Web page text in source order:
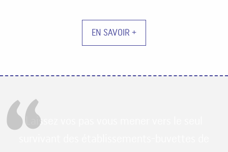
EN SAVOIR +
Laissez vos pas vous mener vers le seul